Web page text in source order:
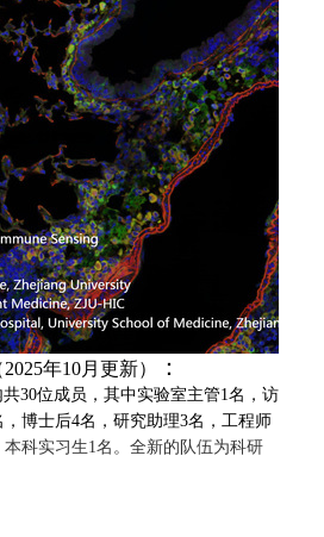
2025年10月更新） ：
30位成员，其中实验室主管1名，访
博士后4名，研究助理3名，工程师
本科实习生1名。全新的队伍为科研